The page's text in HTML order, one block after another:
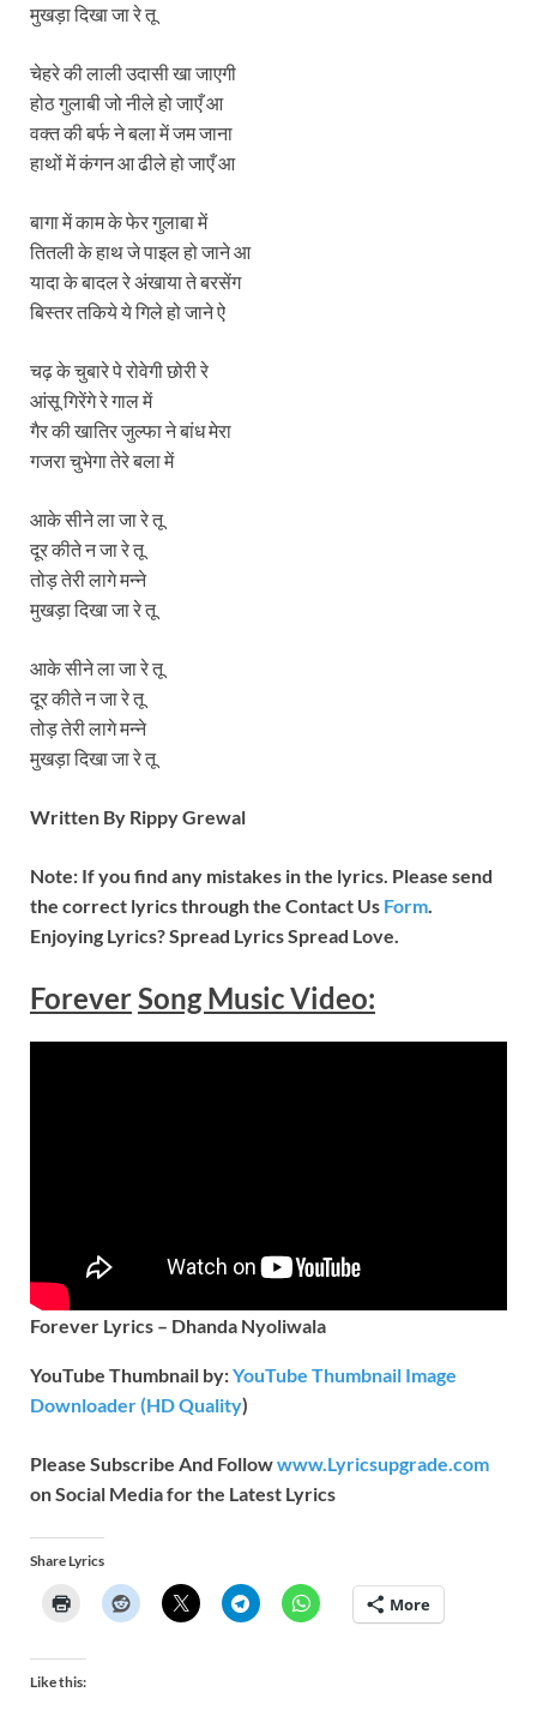
मुखड़ा दिखा जा रे तू
चेहरे की लाली उदासी खा जाएगी
होठ गुलाबी जो नीले हो जाएँ आ
वक्त की बर्फ ने बला में जम जाना
हाथों में कंगन आ ढीले हो जाएँ आ
बागा में काम के फेर गुलाबा में
तितली के हाथ जे पाइल हो जाने आ
यादा के बादल रे अंखाया ते बरसेंग
बिस्तर तकिये ये गिले हो जाने ऐ
चढ़ के चुबारे पे रोवेगी छोरी रे
आंसू गिरेंगे रे गाल में
गैर की खातिर जुल्फा ने बांध मेरा
गजरा चुभेगा तेरे बला में
आके सीने ला जा रे तू
दूर कीते न जा रे तू
तोड़ तेरी लागे मन्ने
मुखड़ा दिखा जा रे तू
आके सीने ला जा रे तू
दूर कीते न जा रे तू
तोड़ तेरी लागे मन्ने
मुखड़ा दिखा जा रे तू
Written By Rippy Grewal
Note: If you find any mistakes in the lyrics. Please send
the correct lyrics through the Contact Us Form
Enjoying Lyrics? Spread Lyrics Spread Love.
ForeverSong MusicVideo:
Forever Lyrics – Dhanda Nyoliwala
YouTube Thumbnail by:YouTube Thumbnail Image
Downloader (HD Quality)
Please Subscribe And Followwww.Lyricsupgrade.com
on Social Media for the Latest Lyrics
Share Lyrics
More
Like this: